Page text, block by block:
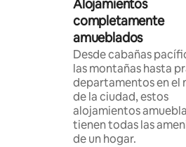
Alojamientos
completamente
amueblados
Desde cabañas
las montañas hasta
departamentos en el
de la ciudad, estos
alojamientos
tienen todas las
de un hogar.